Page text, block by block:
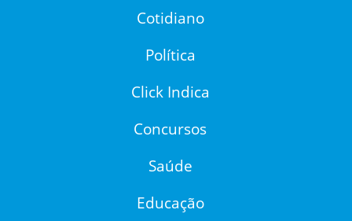
Cotidiano
Política
Click Indica
Concursos
Saúde
Educação